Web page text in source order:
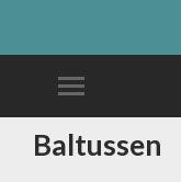
Baltussen